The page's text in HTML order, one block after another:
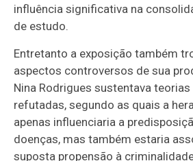
influência significativa na
de estudo.
Entretanto a exposição também
aspectos controversos de sua
Nina Rodrigues sustentava
refutadas, segundo as quais a
apenas influenciaria a
doenças, mas também estaria
suposta propensão à